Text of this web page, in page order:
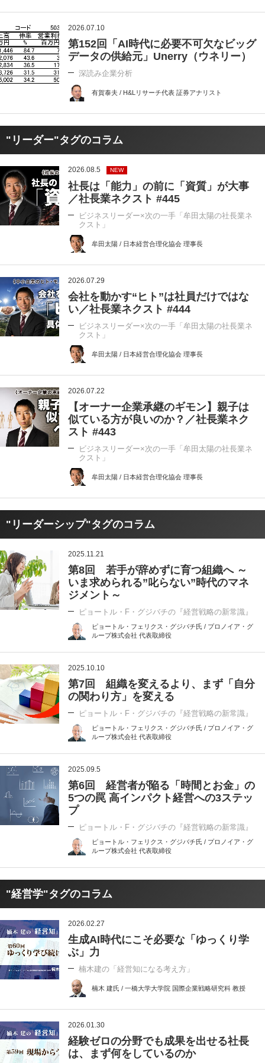
2026.07.10
第152回「AI時代に必要不可欠なビッグ
データの供給元」Unerry（ウネリー）
深読み企業分析
有賀泰夫 / H&Lリサーチ代表 証券アナリスト
"リーダー"タグのコラム
2026.08.5 NEW
社長は「能力」の前に「資質」が大事
／社長業ネクスト #445
ビジネスリーダー×次の一手「牟田太陽の社長業ネ
クスト」
牟田太陽 / 日本経営合理化協会 理事長
2026.07.29
会社を動かす“ヒト”は社員だけではな
い／社長業ネクスト #444
ビジネスリーダー×次の一手「牟田太陽の社長業ネ
クスト」
牟田太陽 / 日本経営合理化協会 理事長
2026.07.22
【オーナー企業承継のギモン】親子は
似ている方が良いのか？／社長業ネク
スト #443
ビジネスリーダー×次の一手「牟田太陽の社長業ネ
クスト」
牟田太陽 / 日本経営合理化協会 理事長
"リーダーシップ"タグのコラム
2025.11.21
第8回 若手が辞めずに育つ組織へ ～
いま求められる”叱らない”時代のマネ
ジメント～
ピョートル・F・グジバチの『経営戦略の新常識』
ピョートル・フェリクス・グジバチ氏 / プロノイア・グ
ループ株式会社 代表取締役
2025.10.10
第7回 組織を変えるより、まず「自分
の関わり方」を変える
ピョートル・F・グジバチの『経営戦略の新常識』
ピョートル・フェリクス・グジバチ氏 / プロノイア・グ
ループ株式会社 代表取締役
2025.09.5
第6回 経営者が陥る「時間とお金」の
5つの罠 高インパクト経営への3ステッ
プ
ピョートル・F・グジバチの『経営戦略の新常識』
ピョートル・フェリクス・グジバチ氏 / プロノイア・グ
ループ株式会社 代表取締役
"経営学"タグのコラム
2026.02.27
生成AI時代にこそ必要な「ゆっくり学
ぶ」力
楠木建の「経営知になる考え方」
楠木 建氏 / 一橋大学大学院 国際企業戦略研究科 教授
2026.01.30
経験ゼロの分野でも成果を出せる社長
は、まず何をしているのか